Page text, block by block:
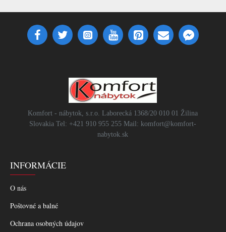
Komfort - nábytok, s.r.o. Laborecká 1368/20 010 01 Žilina
Slovakia Tel: +421 910 955 255 Mail: komfort@komfort-
nabytok.sk
INFORMÁCIE
O nás
Poštovné a balné
Ochrana osobných údajov